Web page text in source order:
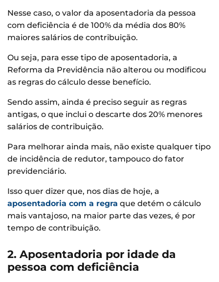
Nesse caso, o valor da aposentadoria da pessoa
com deficiência é de 100% da média dos 80%
maiores salários de contribuição.
Ou seja, para esse tipo de aposentadoria, a
Reforma da Previdência não alterou ou modificou
as regras do cálculo desse benefício.
Sendo assim, ainda é preciso seguir as regras
antigas, o que inclui o descarte dos 20% menores
salários de contribuição.
Para melhorar ainda mais, não existe qualquer tipo
de incidência de redutor, tampouco do fator
previdenciário.
Isso quer dizer que, nos dias de hoje, a
aposentadoria com a regra que detém o cálculo
mais vantajoso, na maior parte das vezes, é por
tempo de contribuição.
2. Aposentadoria por idade da
pessoa com deficiência